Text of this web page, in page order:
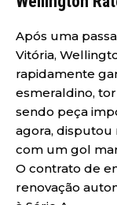
Após uma
Vitória,
rapidamente
esmeraldino,
sendo peça
agora, disputou
com um gol
O contrato de
renovação